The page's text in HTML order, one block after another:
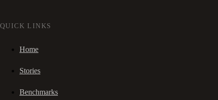
QUICK LINKS
Home
Stories
Benchmarks